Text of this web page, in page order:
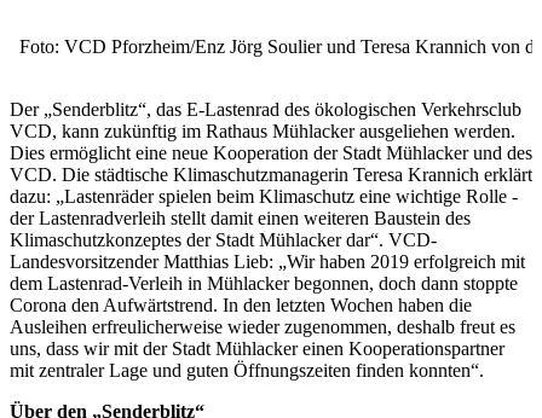
Foto: VCD Pforzheim/EnzJörg Soulier und Teresa Krannich von
Der „Senderblitz“, das E-Lastenrad des ökologischen Verkehrsclub
VCD, kann zukünftig im Rathaus Mühlacker ausgeliehen werden.
Dies ermöglicht eine neue Kooperation der Stadt Mühlacker und des
VCD. Die städtische Klimaschutzmanagerin Teresa Krannich erklärt
dazu: „Lastenräder spielen beim Klimaschutz eine wichtige Rolle -
der Lastenradverleih stellt damit einen weiteren Baustein des
Klimaschutzkonzeptes der Stadt Mühlacker dar“. VCD-
Landesvorsitzender Matthias Lieb: „Wir haben 2019 erfolgreich mit
dem Lastenrad-Verleih in Mühlacker begonnen, doch dann stoppte
Corona den Aufwärtstrend. In den letzten Wochen haben die
Ausleihen erfreulicherweise wieder zugenommen, deshalb freut es
uns, dass wir mit der Stadt Mühlacker einen Kooperationspartner
mit zentraler Lage und guten Öffnungszeiten finden konnten“.
Über den „Senderblitz“